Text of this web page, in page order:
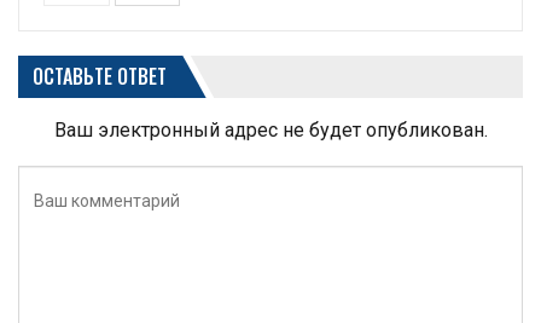
ОСТАВЬТЕ ОТВЕТ
Ваш электронный адрес не будет опубликован.